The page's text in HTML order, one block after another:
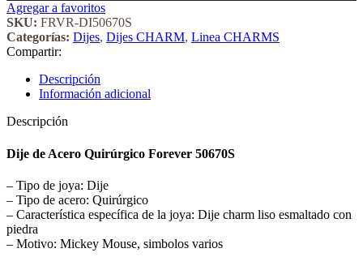
Agregar a favoritos
SKU: FRVR-DI50670S
Categorías: Dijes, Dijes CHARM, Linea CHARMS
Compartir:
Descripción
Información adicional
Descripción
Dije de Acero Quirúrgico Forever 50670S
– Tipo de joya: Dije
– Tipo de acero: Quirúrgico
– Característica específica de la joya: Dije charm liso esmaltado con
piedra
– Motivo: Mickey Mouse, simbolos varios